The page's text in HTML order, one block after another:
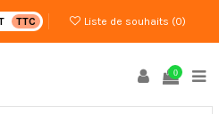
TTC Liste de souhaits (0)
0